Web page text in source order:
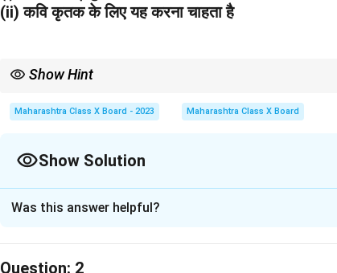
(ii) कवि कृतक के लिए यह करना चाहता है
Show Hint
Maharashtra Class X Board - 2023 Maharashtra Class X Board
Show Solution
पंक्तियों में, जो गान और संजीवक के नाम आते हैं, वे कविता के सार्थक
Was this answer helpful?
Question: 2